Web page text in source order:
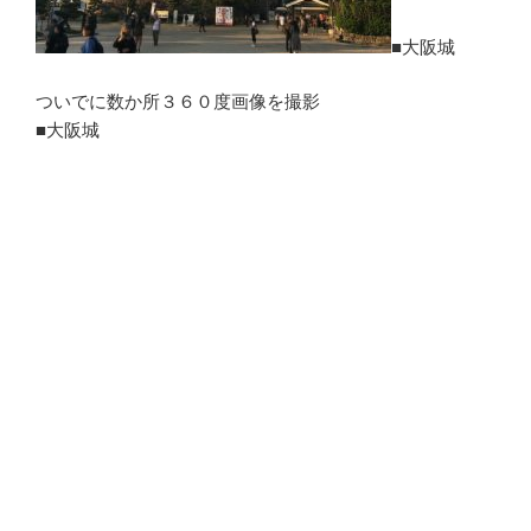
■大阪城
ついでに数か所３６０度画像を撮影
■大阪城